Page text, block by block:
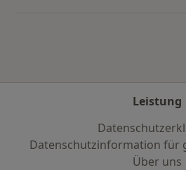
Leistung
Datenschutzinformation für
Über uns